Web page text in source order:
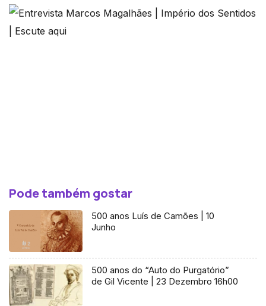
Pode também gostar
500 anos Luís de Camões | 10
Junho
500 anos do “Auto do Purgatório”
de Gil Vicente | 23 Dezembro 16h00